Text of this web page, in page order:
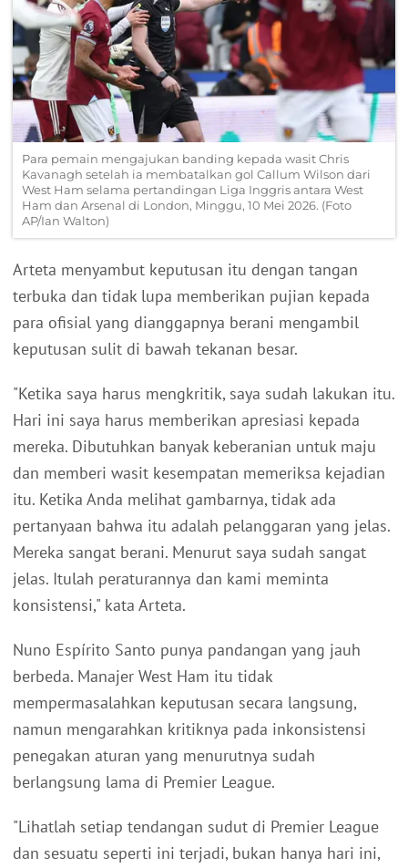
Para pemain mengajukan banding kepada wasit Chris
Kavanagh setelah ia membatalkan gol Callum Wilson dari
West Ham selama pertandingan Liga Inggris antara West
Ham dan Arsenal di London, Minggu, 10 Mei 2026. (Foto
AP/Ian Walton)
Arteta menyambut keputusan itu dengan tangan
terbuka dan tidak lupa memberikan pujian kepada
para ofisial yang dianggapnya berani mengambil
keputusan sulit di bawah tekanan besar.
"Ketika saya harus mengkritik, saya sudah lakukan itu.
Hari ini saya harus memberikan apresiasi kepada
mereka. Dibutuhkan banyak keberanian untuk maju
dan memberi wasit kesempatan memeriksa kejadian
itu. Ketika Anda melihat gambarnya, tidak ada
pertanyaan bahwa itu adalah pelanggaran yang jelas.
Mereka sangat berani. Menurut saya sudah sangat
jelas. Itulah peraturannya dan kami meminta
konsistensi," kata Arteta.
Nuno Espírito Santo punya pandangan yang jauh
berbeda. Manajer West Ham itu tidak
mempermasalahkan keputusan secara langsung,
namun mengarahkan kritiknya pada inkonsistensi
penegakan aturan yang menurutnya sudah
berlangsung lama di Premier League.
"Lihatlah setiap tendangan sudut di Premier League
dan sesuatu seperti ini terjadi, bukan hanya hari ini,